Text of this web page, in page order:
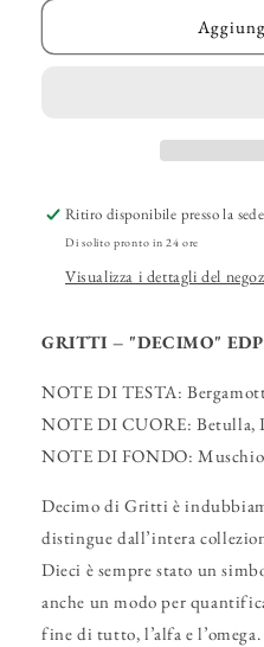
–
GRITTI
–
Ritiro disponibile presso la sede
Di solito pronto in 24 ore
Visualizza i dettagli del
GRITTI – "DECIMO"
NOTE DI TESTA:
NOTE DI CUORE: Betulla,
NOTE DI FONDO:
Decimo di Gritti è
distingue dall’intera
Dieci è sempre stato un
anche un modo per
fine di tutto, l’alfa e l’omega.